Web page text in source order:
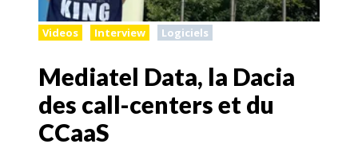
Videos Interview Logiciels
Mediatel Data, la Dacia
des call-centers et du
CCaaS